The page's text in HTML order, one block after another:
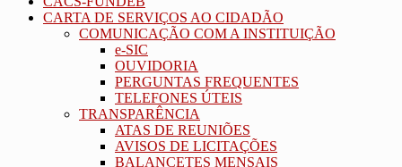
CARTA DE SERVIÇOS AO CIDADÃO
COMUNICAÇÃO COM A INSTITUIÇÃO
e-SIC
OUVIDORIA
PERGUNTAS FREQUENTES
TELEFONES ÚTEIS
TRANSPARÊNCIA
ATAS DE REUNIÕES
AVISOS DE LICITAÇÕES
BALANCETES MENSAIS